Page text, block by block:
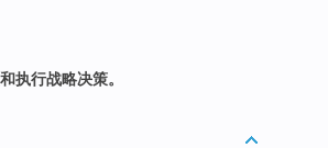
执行战略决策。